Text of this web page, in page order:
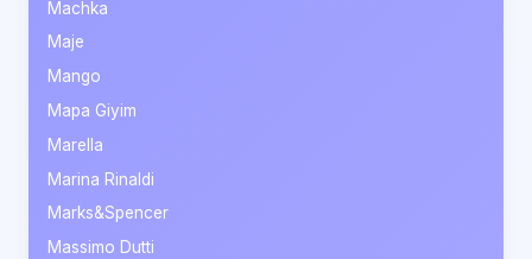
Machka
Maje
Mango
Mapa Giyim
Marella
Marina Rinaldi
Marks&Spencer
Massimo Dutti